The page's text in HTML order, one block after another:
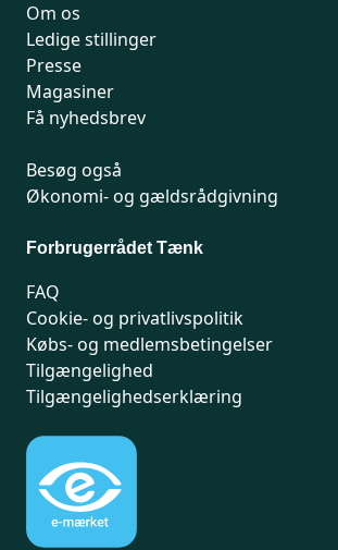
Om os
Ledige stillinger
Presse
Magasiner
Få nyhedsbrev
Besøg også
Økonomi- og gældsrådgivning
Forbrugerrådet Tænk
FAQ
Cookie- og privatlivspolitik
Købs- og medlemsbetingelser
Tilgængelighed
Tilgængelighedserklæring